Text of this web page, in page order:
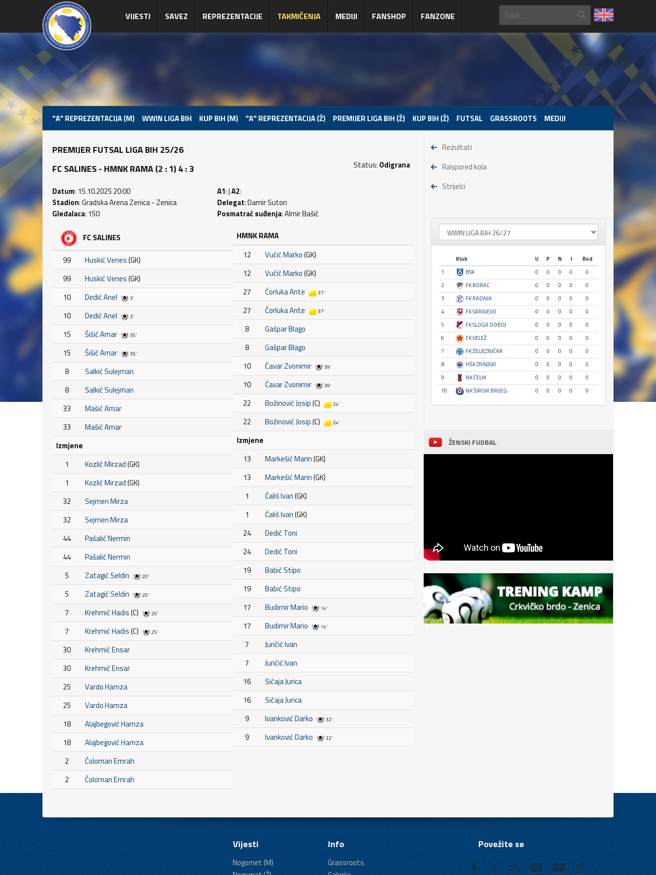
VIJESTI SAVEZ REPREZENTACIJE TAKMIČENJA MEDIJI FANSHOP FANZONE
"A" REPREZENTACIJA (M) WWIN LIGA BIH KUP BIH (M) "A" REPREZENTACIJA (Ž) PREMIJER LIGA BIH (Ž) KUP BIH (Ž) FUTSAL GRASSROOTS MEDIJI
PREMIJER FUTSAL LIGA BIH 25/26
FC SALINES - HMNK RAMA (2 : 1) 4 : 3
Status: Odigrana
Datum: 15.10.2025 20:00
Stadion: Gradska Arena Zenica - Zenica
Gledalaca: 150
A1: |A2:
Delegat: Damir Suton
Posmatrač suđenja: Almir Bašić
FC SALINES
99 Huskić Venes(GK)
99
Huskić Venes(GK)
10
Dedić Anel 3'
10 Dedić Anel 3'
15 Šišić Amar 35'
15 Šišić Amar 35'
8
Salkić Sulejman
8
Salkić Sulejman
33
Mašić Amar
33
Mašić Amar
Izmjene
1
Kozlić Mirzad(GK)
1
Kozlić Mirzad(GK)
32
Sejmen Mirza
32
Sejmen Mirza
44
Pašalić Nermin
44
Pašalić Nermin
5
Zatagić Seldin 20'
5 Zatagić Seldin 20'
7 Krehmić Hadis(C) 25'
7 Krehmić Hadis(C) 25'
30
Krehmić Ensar
30
Krehmić Ensar
25
Vardo Hamza
25
Vardo Hamza
18
Alajbegović Hamza
18
Alajbegović Hamza
2
Čoloman Emrah
2
Čoloman Emrah
HMNK RAMA
12
Vučić Marko(GK)
12
Vučić Marko(GK)
27
Ćorluka Ante 37'
27 Ćorluka Ante 37'
8
Gašpar Blago
8
Gašpar Blago
10
Ćavar Zvonimir 39'
10 Ćavar Zvonimir 39'
22 Božinović Josip(C) 24'
22 Božinović Josip(C) 24'
Izmjene
13
Markešić Marin(GK)
13
Markešić Marin(GK)
1
Ćališ Ivan(GK)
1
Ćališ Ivan(GK)
24
Dedić Toni
24
Dedić Toni
19
Babić Stipo
19
Babić Stipo
17
Budimir Mario 14'
17 Budimir Mario 14'
7
Juričić Ivan
7
Juričić Ivan
16
Sičaja Jurica
16
Sičaja Jurica
9
Ivanković Darko 32'
9 Ivanković Darko 32'
Rezultati
Raspored kola
Strijelci
Klub U P N I
Bod
1
BSK 0 0 0 0
0
2
FK BORAC 0 0 0 0
0
3
FK RADNIK 0 0 0 0
0
4
FK SARAJEVO 0 0 0 0
0
5
FK SLOGA DOBOJ 0 0 0 0
0
6
FK VELEŽ 0 0 0 0
0
7
FK ŽELJEZNIČAR 0 0 0 0
0
8
HŠK ZRINJSKI 0 0 0 0
0
9
NK ČELIK 0 0 0 0
0
10
NK ŠIROKI BRIJEG 0 0 0 0 0
ŽENSKI FUDBAL
Vijesti
Nogomet (M)
Info
Grassroots
Povežite se